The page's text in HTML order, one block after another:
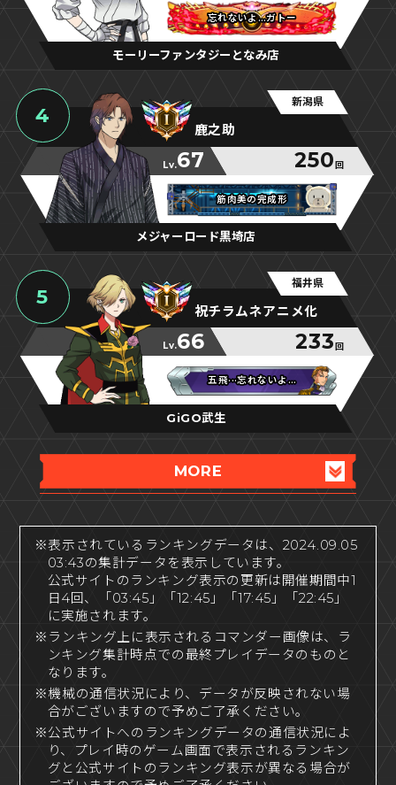
忘れないよ…ガトー
忘れないよ…ガトー
忘れないよ…ガトー
モーリーファンタジーとなみ店
4
新潟県
鹿之助
Lv.67 250 回
筋肉美の完成形
筋肉美の完成形
筋肉美の完成形
メジャーロード黒埼店
5
福井県
祝チラムネアニメ化
Lv.66 233 回
五飛···忘れないよ…
五飛···忘れないよ…
五飛···忘れないよ…
GiGO武生
MORE
※表示されているランキングデータは、2024.09.05
03:43の集計データを表示しています。
公式サイトのランキング表示の更新は開催期間中1
日4回、「03:45」「12:45」「17:45」「22:45」
に実施されます。
※ランキング上に表示されるコマンダー画像は、ラ
ンキング集計時点での最終プレイデータのものと
なります。
※機械の通信状況により、データが反映されない場
合がございますので予めご了承ください。
※公式サイトへのランキングデータの通信状況によ
り、プレイ時のゲーム画面で表示されるランキン
グと公式サイトのランキング表示が異なる場合が